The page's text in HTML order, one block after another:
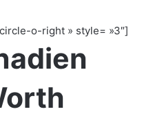
o-right » style= »3″]